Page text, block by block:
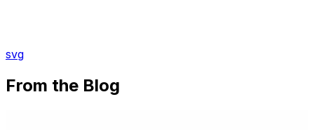
svg
From the Blog